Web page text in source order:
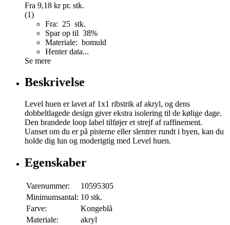
Fra 9,18 krpr. stk.
(1)
Fra: 25 stk.
Spar op til 38%
Materiale: bomuld
Henter data...
Se mere
Beskrivelse
Level huen er lavet af 1x1 ribstrik af akryl, og dens
dobbeltlagede design giver ekstra isolering til de kølige dage.
Den brandede loop label tilføjer et strejf af raffinement.
Uanset om du er på pisterne eller slentrer rundt i byen, kan du
holde dig lun og moderigtig med Level huen.
Egenskaber
Varenummer:
10595305
Minimumsantal: 10 stk.
Farve:
Kongeblå
Materiale:
akryl